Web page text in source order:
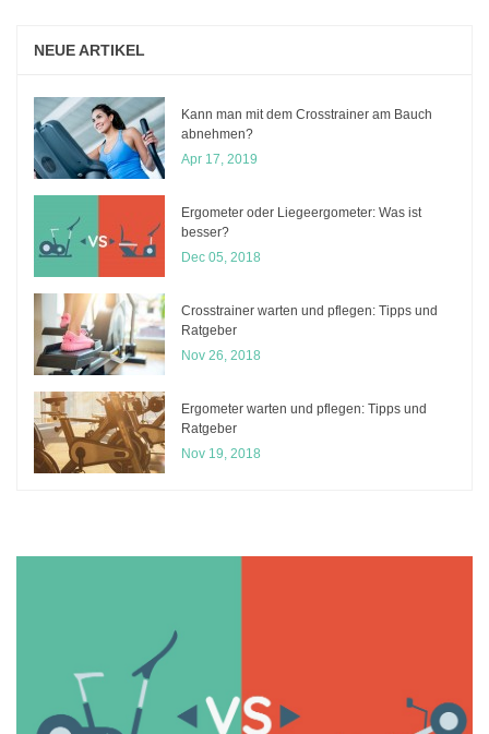
NEUE ARTIKEL
Kann man mit dem Crosstrainer am Bauch
abnehmen?
Apr 17, 2019
Ergometer oder Liegeergometer: Was ist
besser?
Dec 05, 2018
Crosstrainer warten und pflegen: Tipps und
Ratgeber
Nov 26, 2018
Ergometer warten und pflegen: Tipps und
Ratgeber
Nov 19, 2018